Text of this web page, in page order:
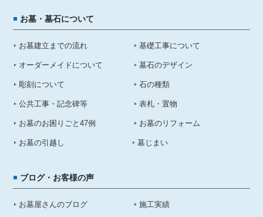
お墓・墓石について
お墓建立までの流れ 基礎工事について
オーダーメイドについて 墓石のデザイン
彫刻について 石の種類
公共工事・記念碑等 表札・置物
お墓のお困りごと47例 お墓のリフォーム
お墓の引越し 墓じまい
ブログ・お客様の声
お墓屋さんのブログ 施工実績